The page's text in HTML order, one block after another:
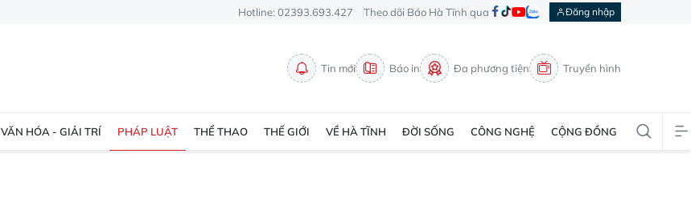
Hotline: 02393.693.427 Theo dõi Báo Hà Tĩnh qua Đăng nhập
Tin mới Báo in Đa phương tiện Truyền hình
VĂN HÓA - GIẢI TRÍ PHÁP LUẬT THỂ THAO THẾ GIỚI VỀ HÀ TĨNH ĐỜI SỐNG CÔNG NGHỆ CỘNG ĐỒNG